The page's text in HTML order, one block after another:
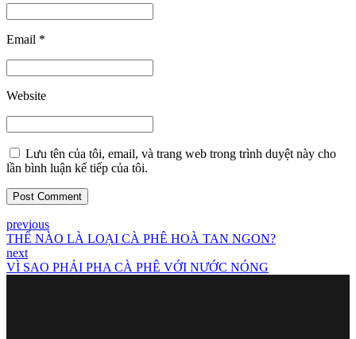
Email *
Website
Lưu tên của tôi, email, và trang web trong trình duyệt này cho
lần bình luận kế tiếp của tôi.
Post Comment
previous
THẾ NÀO LÀ LOẠI CÀ PHÊ HOÀ TAN NGON?
next
VÌ SAO PHẢI PHA CÀ PHÊ VỚI NƯỚC NÓNG